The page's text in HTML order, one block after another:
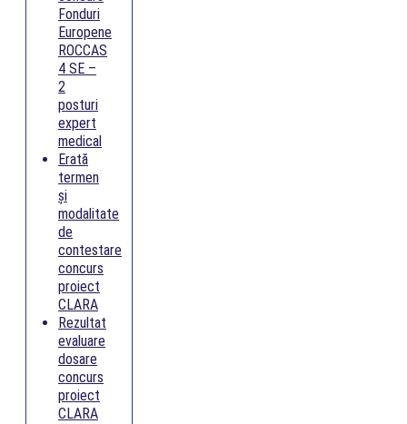
Fonduri
Europene
ROCCAS
4 SE –
2
posturi
expert
medical
Erată
termen
și
modalitate
de
contestare
concurs
proiect
CLARA
Rezultat
evaluare
dosare
concurs
proiect
CLARA